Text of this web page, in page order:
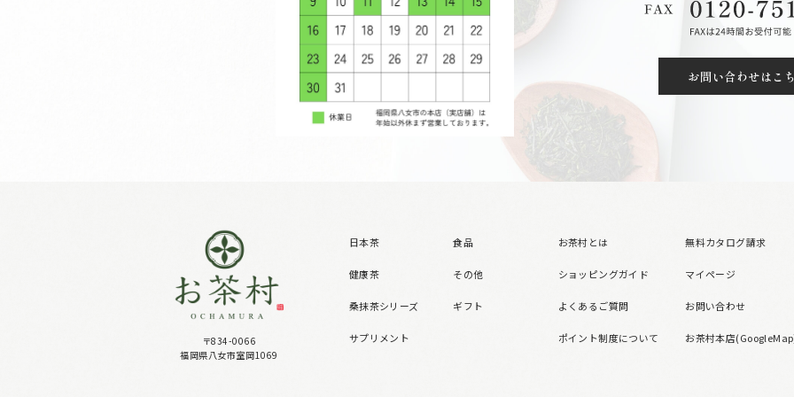
お問い合わせはこ
〒834-0066
福岡県八女市室岡1069
日本茶
健康茶
桑抹茶シリーズ
サプリメント
食品
その他
ギフト
お茶村とは
ショッピングガイド
よくあるご質問
ポイント制度について
無料カタログ請求
マイページ
お問い合わせ
お茶村本店